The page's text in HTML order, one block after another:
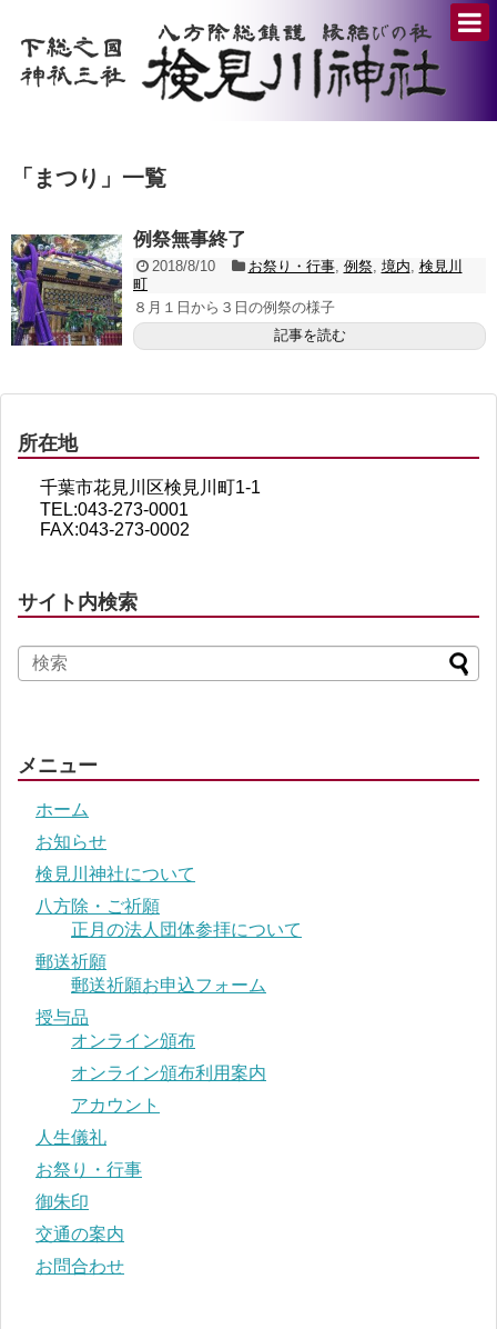
「 まつり 」 一覧
例祭無事終了
2018/8/10 お祭り・行事, 例祭, 境内, 検見川
町
８月１日から３日の例祭の様子
記事を読む
所在地
千葉市花見川区検見川町1-1
TEL:043-273-0001
FAX:043-273-0002
サイト内検索
メニュー
ホーム
お知らせ
検見川神社について
八方除・ご祈願
正月の法人団体参拝について
郵送祈願
郵送祈願お申込フォーム
授与品
オンライン頒布
オンライン頒布利用案内
アカウント
人生儀礼
お祭り・行事
御朱印
交通の案内
お問合わせ